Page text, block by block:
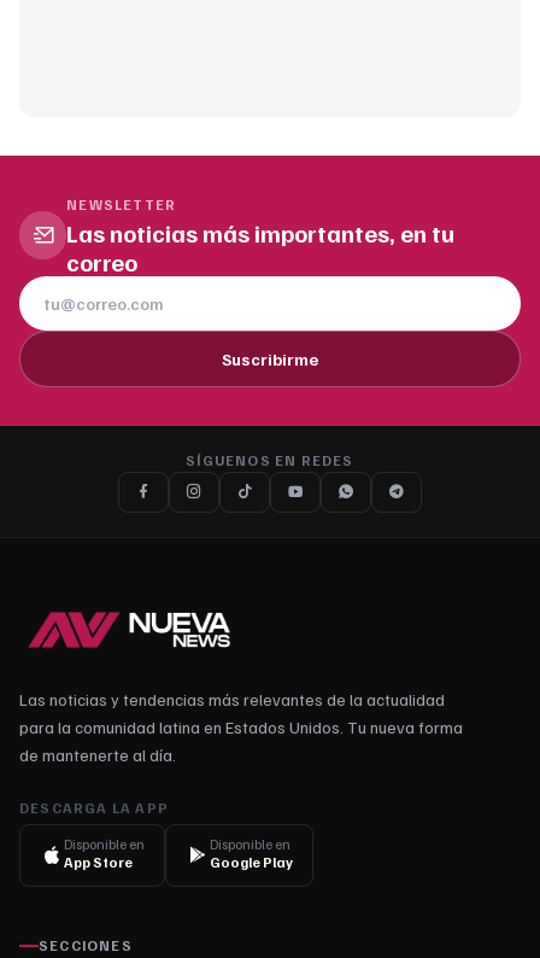
NEWSLETTER
Las noticias más importantes, en tu
correo
Suscribirme
SÍGUENOS EN REDES
Las noticias y tendencias más relevantes de la actualidad
para la comunidad latina en Estados Unidos. Tu nueva forma
de mantenerte al día.
DESCARGA LA APP
Disponible en
App Store
Disponible en
Google Play
SECCIONES